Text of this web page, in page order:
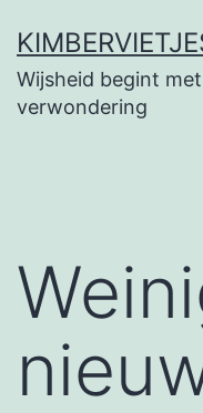
naar
de
Wijsheid begint met
verwondering